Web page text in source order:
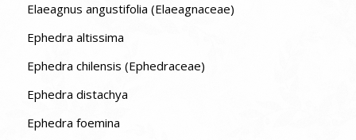
Elaeagnus angustifolia (Elaeagnaceae)
Ephedra altissima
Ephedra chilensis (Ephedraceae)
Ephedra distachya
Ephedra foemina